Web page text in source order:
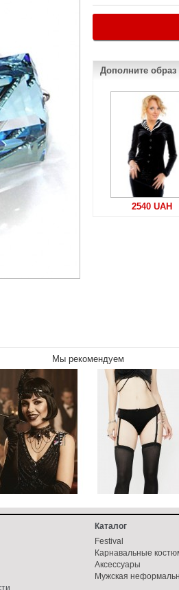
Дополните образ
2540 UAH
Мы рекомендуем
Каталог
Festival
Карнавальные
Аксессуары
Мужская